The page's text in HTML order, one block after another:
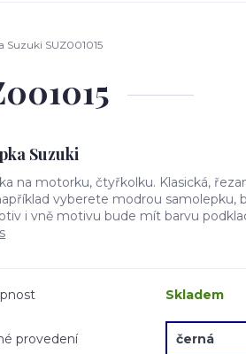
Suzuki SUZ001015
Suzuki
na motorku, čtyřkolku. Klasická,
vyberete modrou samolepku,
i vně motivu bude mít barvu
Skladem
provedení